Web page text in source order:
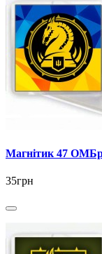
Магнітик 47
35грн